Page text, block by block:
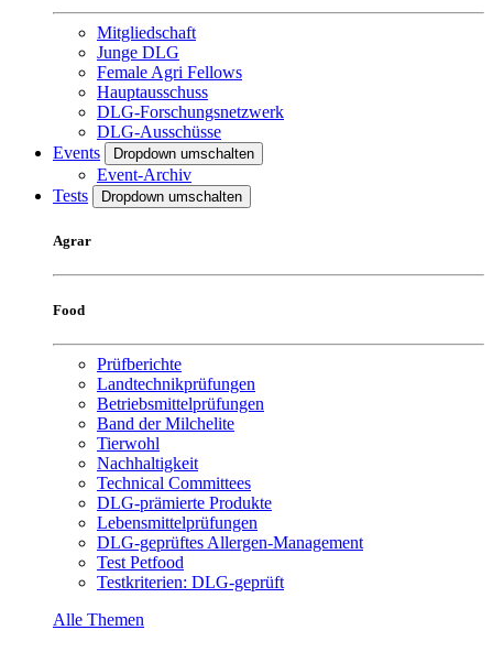
Mitgliedschaft
Junge DLG
Female Agri Fellows
Hauptausschuss
DLG-Forschungsnetzwerk
DLG-Ausschüsse
Events
Dropdown umschalten
Event-Archiv
Tests
Dropdown umschalten
Agrar
Food
Prüfberichte
Landtechnikprüfungen
Betriebsmittelprüfungen
Band der Milchelite
Tierwohl
Nachhaltigkeit
Technical Committees
DLG-prämierte Produkte
Lebensmittelprüfungen
DLG-geprüftes Allergen-Management
Test Petfood
Testkriterien: DLG-geprüft
Alle Themen